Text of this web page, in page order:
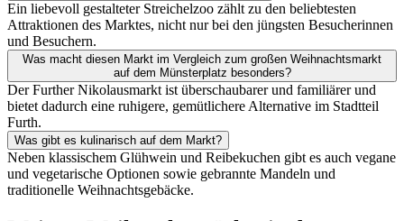
Ein liebevoll gestalteter Streichelzoo zählt zu den beliebtesten
Attraktionen des Marktes, nicht nur bei den jüngsten Besucherinnen
und Besuchern.
Was macht diesen Markt im Vergleich zum großen Weihnachtsmarkt
auf dem Münsterplatz besonders?
Der Further Nikolausmarkt ist überschaubarer und familiärer und
bietet dadurch eine ruhigere, gemütlichere Alternative im Stadtteil
Furth.
Was gibt es kulinarisch auf dem Markt?
Neben klassischem Glühwein und Reibekuchen gibt es auch vegane
und vegetarische Optionen sowie gebrannte Mandeln und
traditionelle Weihnachtsgebäcke.